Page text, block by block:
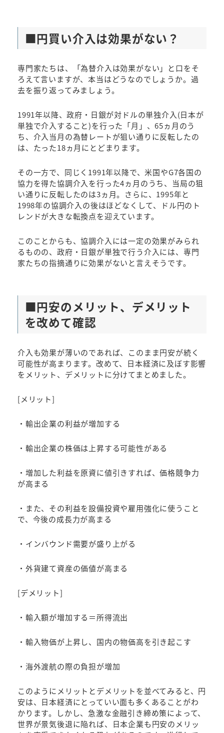
■円買い介入は効果がない？
専門家たちは、「為替介入は効果がない」と口をそ
ろえて言いますが、本当はどうなのでしょうか。過
去を振り返ってみましょう。
1991年以降、政府・日銀が対ドルの単独介入(日本が
単独で介入すること)を行った「月」、65ヵ月のう
ち、介入当月の為替レートが狙い通りに反転したの
は、たった18ヵ月にとどまります。
その一方で、同じく1991年以降で、米国やG7各国の
協力を得た協調介入を行った4ヵ月のうち、当局の狙
い通りに反転したのは3ヵ月。さらに、1995年と
1998年の協調介入の後はほどなくして、ドル円のト
レンドが大きな転換点を迎えています。
このことからも、協調介入には一定の効果がみられ
るものの、政府・日銀が単独で行う介入には、専門
家たちの指摘通りに効果がないと言えそうです。
■円安のメリット、デメリット
を改めて確認
介入も効果が薄いのであれば、このまま円安が続く
可能性が高まります。改めて、日本経済に及ぼす影響
をメリット、デメリットに分けてまとめました。
[メリット]
・輸出企業の利益が増加する
・輸出企業の株価は上昇する可能性がある
・増加した利益を原資に値引きすれば、価格競争力
が高まる
・また、その利益を設備投資や雇用強化に使うこと
で、今後の成長力が高まる
・インバウンド需要が盛り上がる
・外貨建て資産の価値が高まる
[デメリット]
・輸入額が増加する＝所得流出
・輸入物価が上昇し、国内の物価高を引き起こす
・海外渡航の際の負担が増加
このようにメリットとデメリットを並べてみると、円
安は、日本経済にとっていい面も多くあることがわ
かります。しかし、急激な金融引き締め策によって、
世界が景気後退に陥れば、日本企業も円安のメリッ